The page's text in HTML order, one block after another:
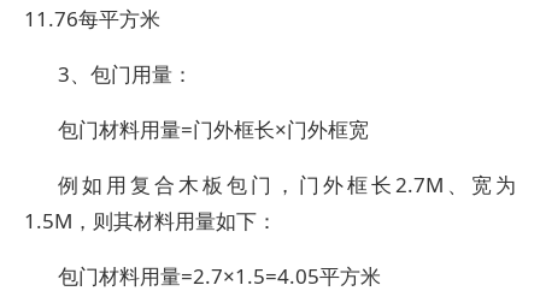
11.76每平方米
3、包门用量：
包门材料用量=门外框长×门外框宽
例如用复合木板包门，门外框长2.7M、宽为
1.5M，则其材料用量如下：
包门材料用量=2.7×1.5=4.05平方米